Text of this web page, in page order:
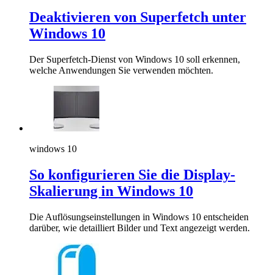
Deaktivieren von Superfetch unter
Windows 10
Der Superfetch-Dienst von Windows 10 soll erkennen,
welche Anwendungen Sie verwenden möchten.
windows 10
So konfigurieren Sie die Display-
Skalierung in Windows 10
Die Auflösungseinstellungen in Windows 10 entscheiden
darüber, wie detailliert Bilder und Text angezeigt werden.